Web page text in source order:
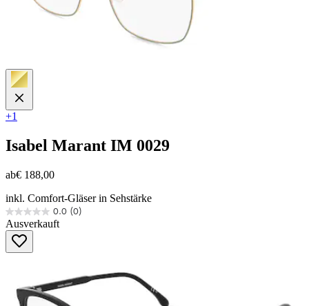
+1
Isabel Marant IM 0029
ab€ 188,00
inkl. Comfort-Gläser in Sehstärke
0.0 (0)
0.0
von
Sternen.
Ausverkauft